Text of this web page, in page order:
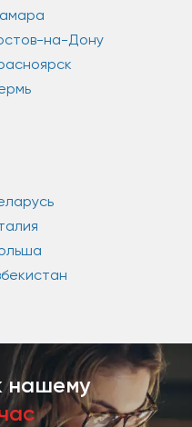
на-Дону
нашему